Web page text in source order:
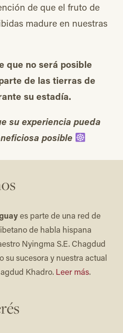
de que el fruto de
madure en nuestras
que no será posible
de las tierras de
su estadía.
su experiencia pueda
posible
es parte de una red de
de habla hispana
Nyingma S.E. Chagdud
su sucesora y nuestra actual
Khadro. Leer más.